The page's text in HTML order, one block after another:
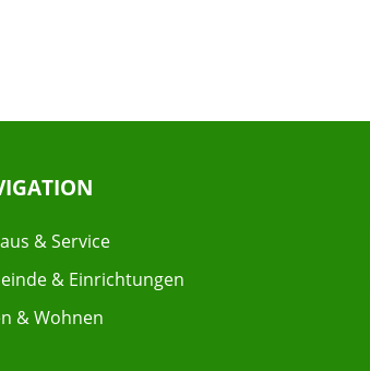
& Service
& Einrichtungen
& Wohnen